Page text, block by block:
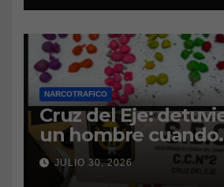
NARCOTRAFICO
Cruz del Eje:
un hombre cuando
intentaba ingresar
marihuana a la
JULIO 30, 2026